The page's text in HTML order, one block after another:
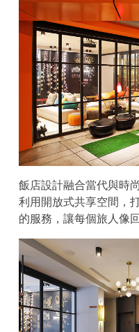
飯店設計融合當代與時
利用開放式共享空間，
的服務，讓每個旅人像